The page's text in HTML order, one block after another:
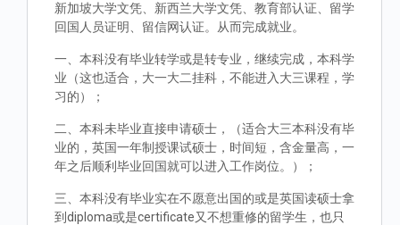
新加坡大学文凭、新西兰大学文凭、教育部认证、留学
回国人员证明、留信网认证。从而完成就业。
一、本科没有毕业转学或是转专业，继续完成，本科学
业（这也适合，大一大二挂科，不能进入大三课程，学
习的）；
二、本科未毕业直接申请硕士，（适合大三本科没有毕
业的，英国一年制授课试硕士，时间短，含金量高，一
年之后顺利毕业回国就可以进入工作岗位。）；
三、本科没有毕业实在不愿意出国的或是英国读硕士拿
到diploma或是certificate又不想重修的留学生，也只